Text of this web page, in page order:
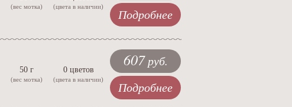
(вес мотка) (цвета в наличии)
Подробнее
50 г
(вес мотка)
0 цветов
(цвета в наличии)
607руб.
Подробнее